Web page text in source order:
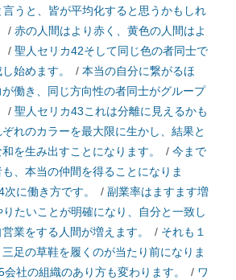
言うと、皆が平均化すると思うかもしれ
/ 赤の人間はより赤く、黄色の人間はよ
/ 聖人セリカ42そして同じ色の者同士で
始めます。
/ 本当の自分に繋がるほ
働き、同じ方向性の者同士がグループ
/ 聖人セリカ43これは分離に見えるかも
れのカラーを最大限に生かし、結果と
を生み出すことになります。
/ 今まで
、本当の仲間を得ることになりま
に働き方です。 / 副業率はますます増
りたいことが明確になり、自分と一致し
業をする人間が増えます。
/ それも１
足の草鞋を履くのが当たり前になりま
社の組織のあり方も変わります。 / ワ